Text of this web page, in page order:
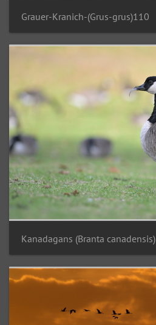
Grauer-Kranich-(Grus-grus)110
Kanadagans (Branta canadensis)